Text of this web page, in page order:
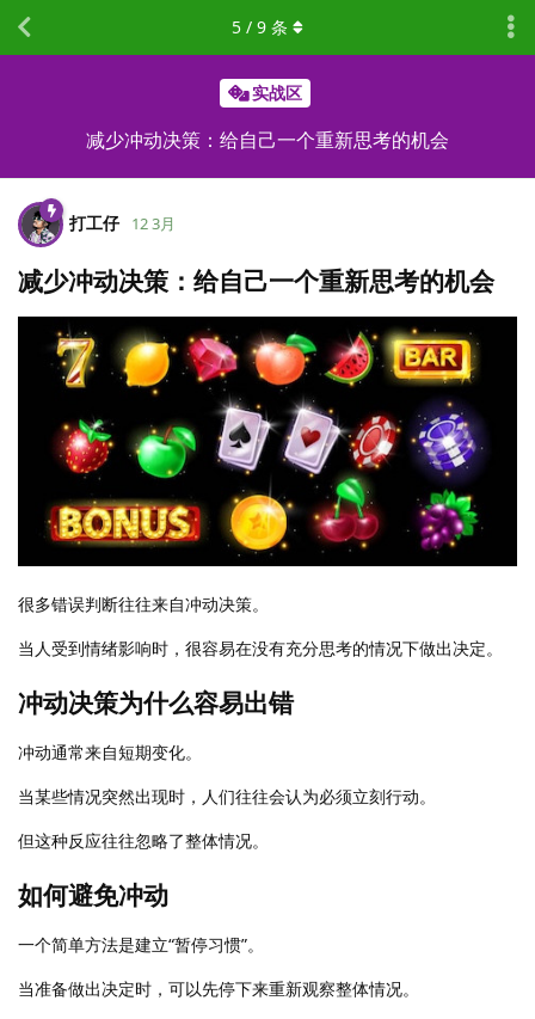
实战区
减少冲动决策：给自己一个重新思考的机会
5 / 9 条
打工仔 12 3月
减少冲动决策：给自己一个重新思考的机会
很多错误判断往往来自冲动决策。
当人受到情绪影响时，很容易在没有充分思考的情况下做出决定。
冲动决策为什么容易出错
冲动通常来自短期变化。
当某些情况突然出现时，人们往往会认为必须立刻行动。
但这种反应往往忽略了整体情况。
如何避免冲动
一个简单方法是建立“暂停习惯”。
当准备做出决定时，可以先停下来重新观察整体情况。